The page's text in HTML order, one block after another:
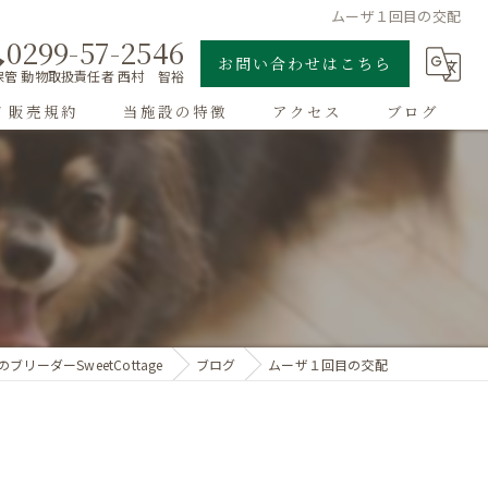
ムーザ１回目の交配
0299-57-2546
動物取扱責任者 西村 智裕
お問い合わせはこちら
販売規約 当施設の特徴
ドッグラン
アクセス ブログ
ブリーダーSweetCottage ブログ ムーザ１回目の交配